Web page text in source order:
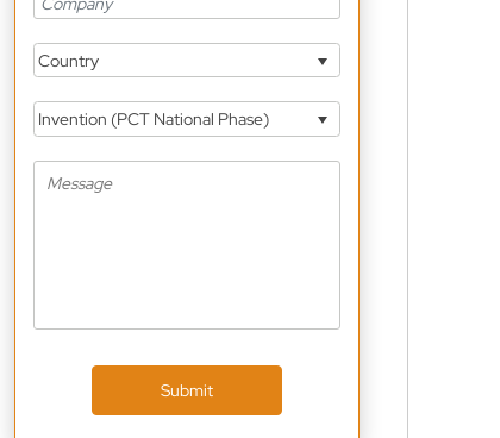
Country
Invention (PCT National Phase)
Submit